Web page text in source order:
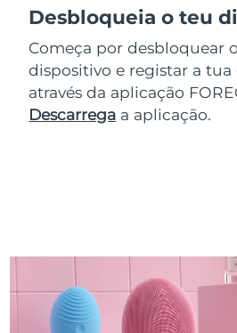
Desbloqueia o teu
Começa por desbloquear
dispositivo e registar a tua
através da aplicação
Descarrega a aplicação.